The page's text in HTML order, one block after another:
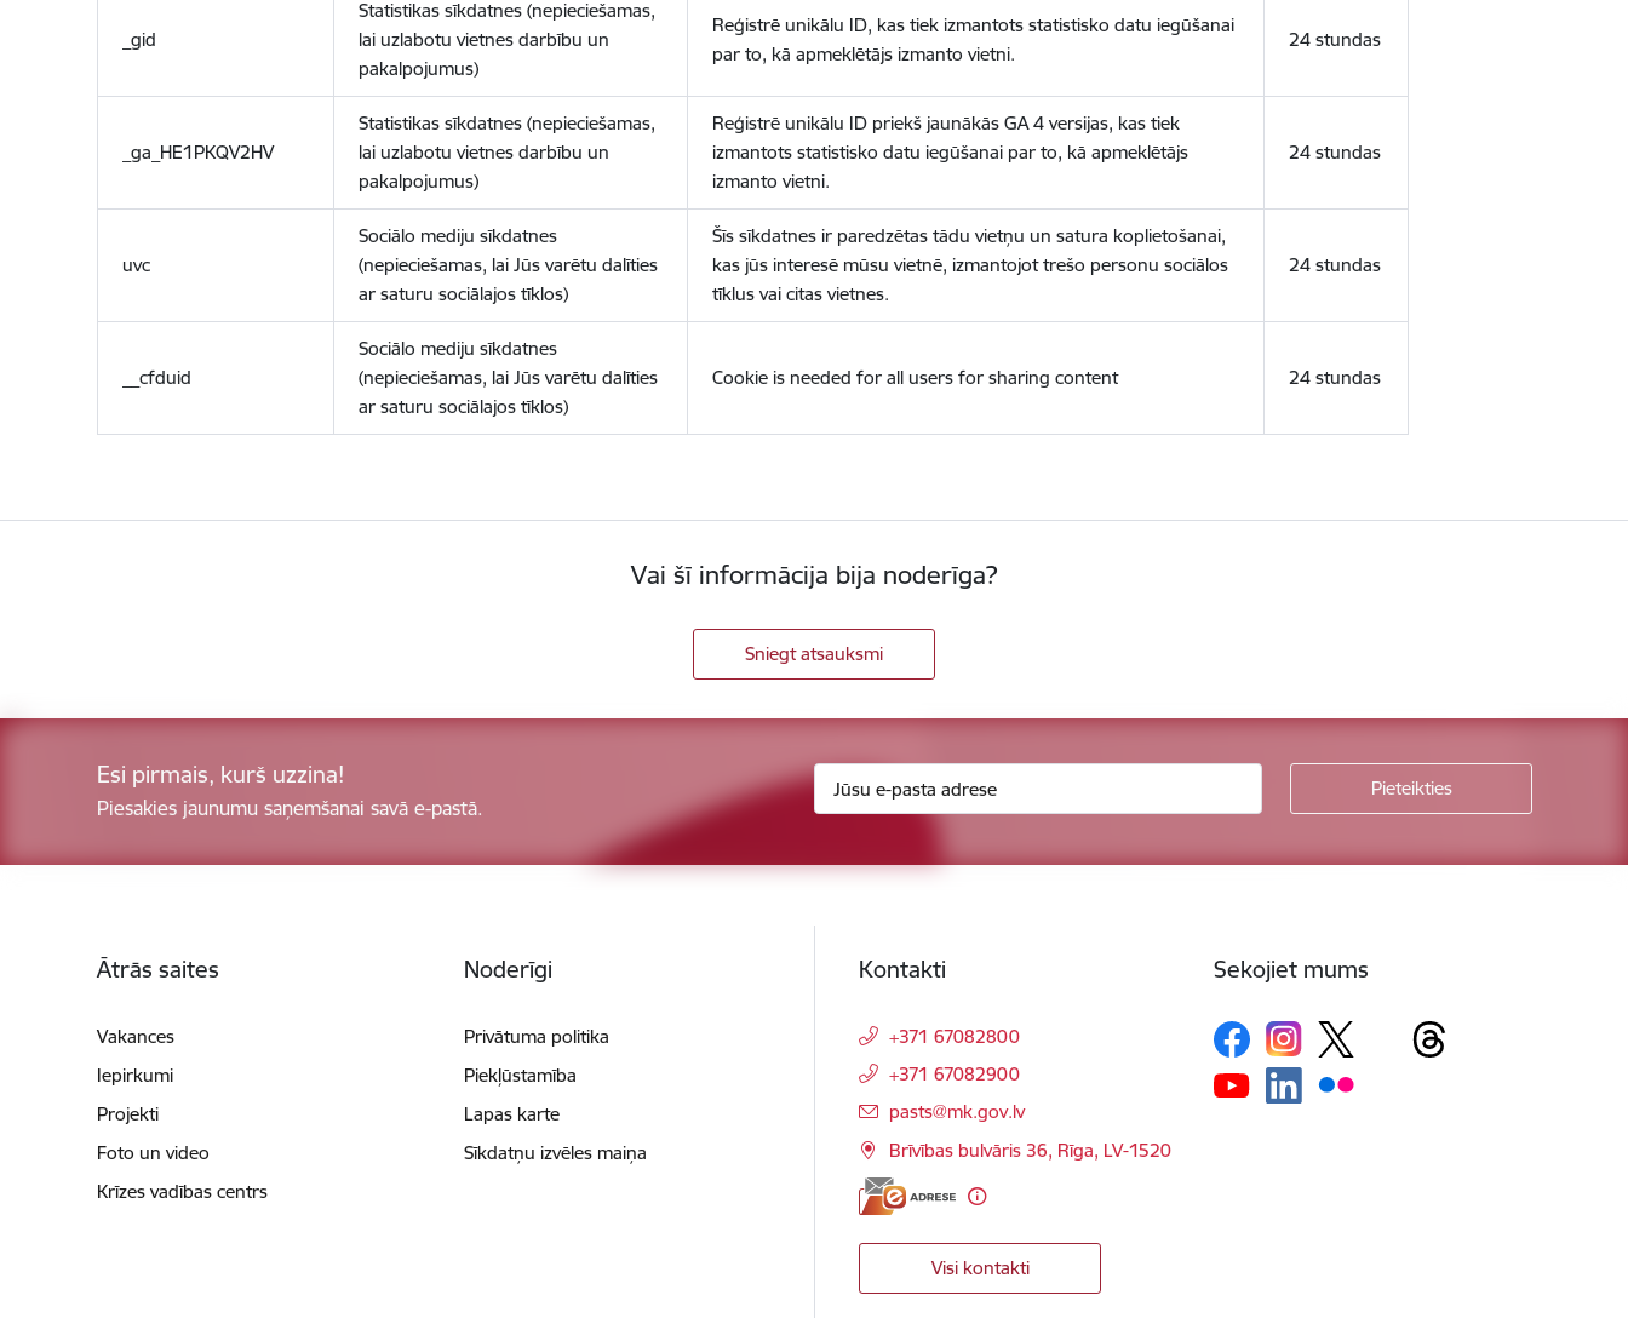
_gid
Statistikas sīkdatnes (nepieciešamas,
lai uzlabotu vietnes darbību un
pakalpojumus)
Reģistrē unikālu ID, kas tiek izmantots statistisko datu iegūšanai
par to, kā apmeklētājs izmanto vietni.
24 stundas
_ga_HE1PKQV2HV
Statistikas sīkdatnes (nepieciešamas,
lai uzlabotu vietnes darbību un
pakalpojumus)
Reģistrē unikālu ID priekš jaunākās GA 4 versijas, kas tiek
izmantots statistisko datu iegūšanai par to, kā apmeklētājs
izmanto vietni.
24 stundas
uvc
Sociālo mediju sīkdatnes
(nepieciešamas, lai Jūs varētu dalīties
ar saturu sociālajos tīklos)
Šīs sīkdatnes ir paredzētas tādu vietņu un satura koplietošanai,
kas jūs interesē mūsu vietnē, izmantojot trešo personu sociālos
tīklus vai citas vietnes.
24 stundas
__cfduid
Sociālo mediju sīkdatnes
(nepieciešamas, lai Jūs varētu dalīties
ar saturu sociālajos tīklos)
Cookie is needed for all users for sharing content 24 stundas
Vai šī informācija bija noderīga?
Sniegt atsauksmi
Esi pirmais, kurš uzzina!
Piesakies jaunumu saņemšanai savā e-pastā.
Ātrās saites
Vakances
Iepirkumi
Projekti
Foto un video
Krīzes vadības centrs
Noderīgi
Privātuma politika
Piekļūstamība
Lapas karte
Sīkdatņu izvēles maiņa
Kontakti
+371 67082800
+371 67082900
E-pasts:
pasts@mk.gov.lv
Brīvības bulvāris 36, Rīga, LV-1520
Visi kontakti
Sekojiet mums